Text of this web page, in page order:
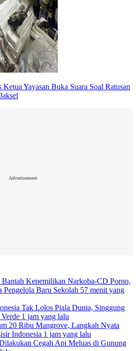
Ketua Yayasan Buka Suara Soal Ratusan
Advertisement
Bantah Kepemilikan Narkoba-CD Porno,
Pengelola Baru Sekolah 57 menit yang
Tak Lolos Piala Dunia, Singgung
1 jam yang lalu
20 Ribu Mangrove, Langkah Nyata
Indonesia 1 jam yang lalu
Cegah Api Meluas di Gunung